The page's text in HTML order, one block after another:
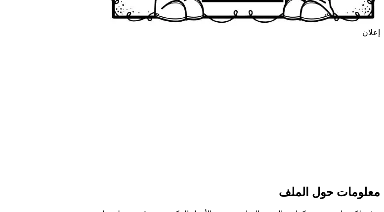
إعلان
معلومات حول الملف